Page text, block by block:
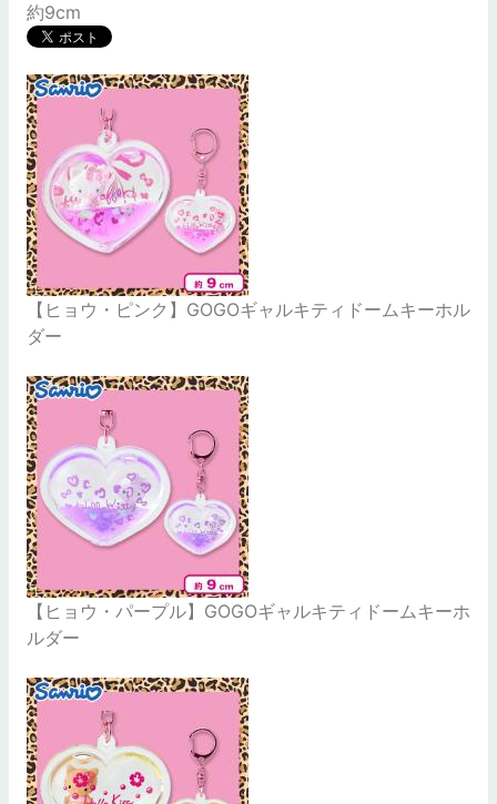
約9cm
【ヒョウ・ピンク】GOGOギャルキティドームキーホル
ダー
【ヒョウ・パープル】GOGOギャルキティドームキーホ
ルダー